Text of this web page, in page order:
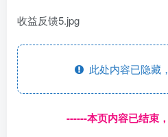
收益反馈5.jpg
此处内容已隐藏
------本页内容已结束